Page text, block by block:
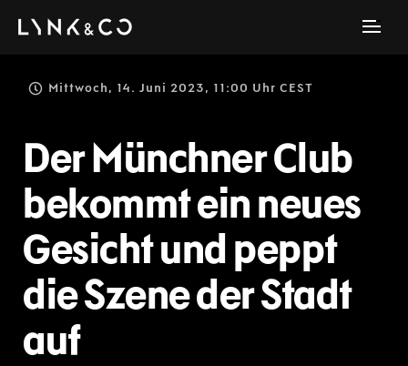
Mittwoch, 14. Juni 2023, 11:00 Uhr CEST
Der Münchner Club
bekommt ein neues
Gesicht und peppt
die Szene der Stadt
auf